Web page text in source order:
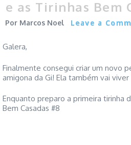
e as Tirinhas Bem
Marcos Noel Leave a
Galera,
Finalmente consegui criar um novo
amigona da Gi! Ela também vai
Enquanto preparo a primeira tirinha
Bem Casadas #8